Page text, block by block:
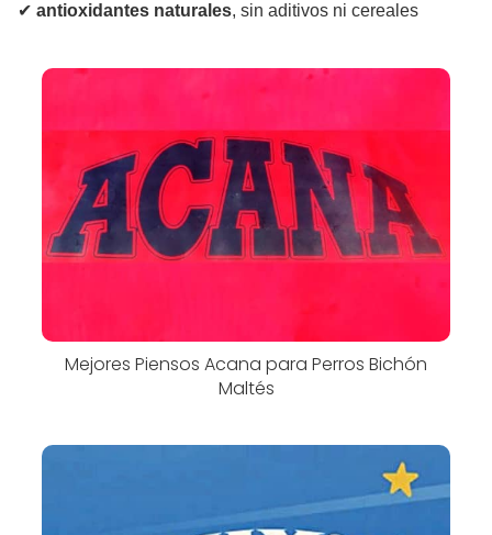
✔ antioxidantes naturales, sin aditivos ni cereales
Mejores Piensos Acana para Perros Bichón
Maltés